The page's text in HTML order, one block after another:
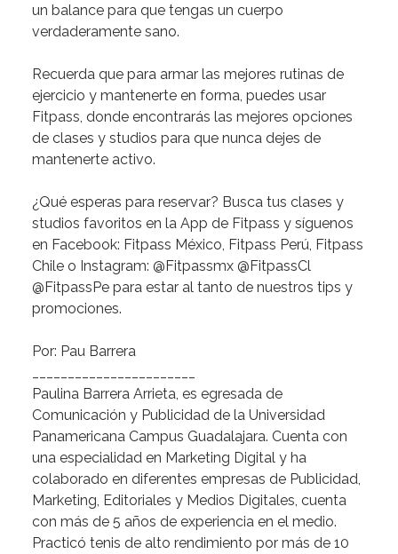
un balance para que tengas un cuerpo
verdaderamente sano.
Recuerda que para armar las mejores rutinas de
ejercicio y mantenerte en forma, puedes usar
Fitpass, donde encontrarás las mejores opciones
de clases y studios para que nunca dejes de
mantenerte activo.
¿Qué esperas para reservar? Busca tus clases y
studios favoritos en la App de Fitpass y síguenos
en Facebook: Fitpass México, Fitpass Perú, Fitpass
Chile o Instagram: @Fitpassmx @FitpassCl
@FitpassPe para estar al tanto de nuestros tips y
promociones.
Por: Pau Barrera
Paulina Barrera Arrieta, es egresada de
Comunicación y Publicidad de la Universidad
Panamericana Campus Guadalajara. Cuenta con
una especialidad en Marketing Digital y ha
colaborado en diferentes empresas de Publicidad,
Marketing, Editoriales y Medios Digitales, cuenta
con más de 5 años de experiencia en el medio.
Practicó tenis de alto rendimiento por más de 10